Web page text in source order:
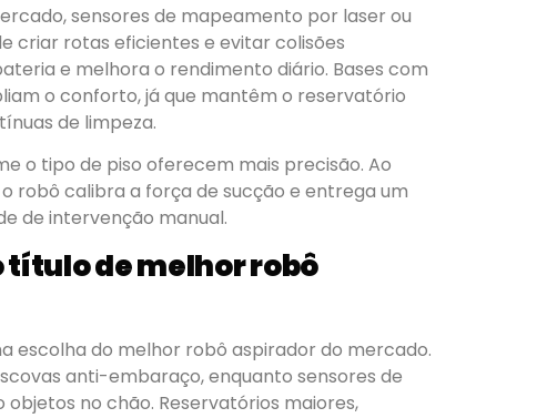
sensores de mapeamento por laser ou
criar rotas eficientes e evitar colisões
e melhora o rendimento diário. Bases com
o conforto, já que mantêm o reservatório
de limpeza.
o tipo de piso oferecem mais precisão. Ao
robô calibra a força de sucção e entrega um
de intervenção manual.
título de melhor robô
escolha do melhor robô aspirador do mercado.
anti-embaraço, enquanto sensores de
no chão. Reservatórios maiores,